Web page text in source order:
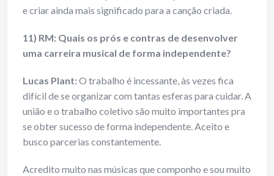
e criar ainda mais significado para a canção criada.
11) RM: Quais os prós e contras de desenvolver
uma carreira musical de forma independente?
Lucas Plant:O trabalho é incessante, às vezes fica
difícil de se organizar com tantas esferas para cuidar. A
união e o trabalho coletivo são muito importantes pra
se obter sucesso de forma independente. Aceito e
busco parcerias constantemente.
Acredito muito nas músicas que componho e sou muito